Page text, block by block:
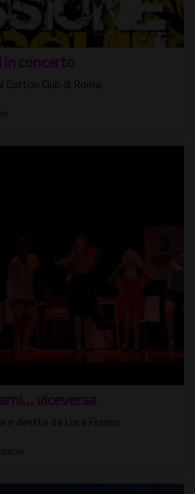
in concerto
Cotton Club di Roma
viceversa
e diretta da Luca Franco